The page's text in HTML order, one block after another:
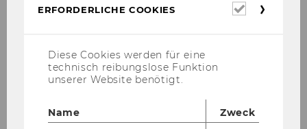
ERFORDERLICHE COOKIES
Diese Cookies werden für eine
technisch reibungslose Funktion
unserer Website benötigt.
Name
Zweck